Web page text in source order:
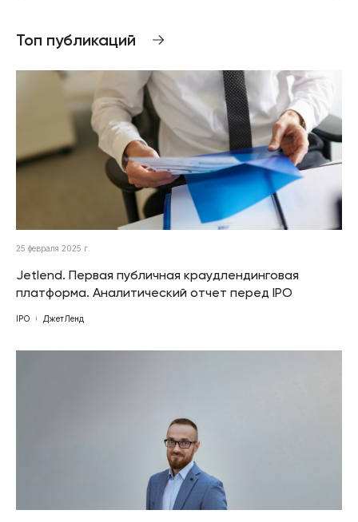
Топ публикаций
25 февраля 2025 г.
Jetlend. Первая публичная краудлендинговая
платформа. Аналитический отчет перед IPO
IPO ДжетЛенд